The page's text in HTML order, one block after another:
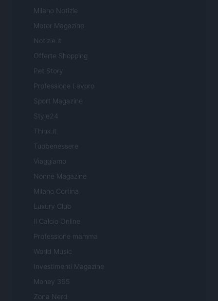
Milano Notizie
Motor Magazine
Notizie.it
Offerte Shopping
Pet Story
Professione Lavoro
Sport Magazine
Style24
Think.it
Tuobenessere
Viaggiamo
Nonne Magazine
Milano Cortina
Luxury Club
Il Calcio Online
Professione mamma
World Music
Investimenti Magazine
Money 365
Zona Nerd